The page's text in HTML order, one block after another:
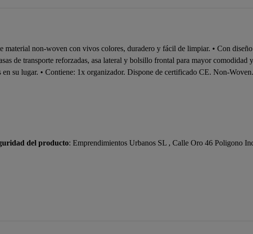
material non-woven con vivos colores, duradero y fácil de limpiar. • Con
de transporte reforzadas, asa lateral y bolsillo frontal para mayor comodidad
su lugar. • Contiene: 1x organizador. Dispone de certificado CE. Non-Woven.
del producto: Emprendimientos Urbanos SL , Calle Oro 46 Poligono